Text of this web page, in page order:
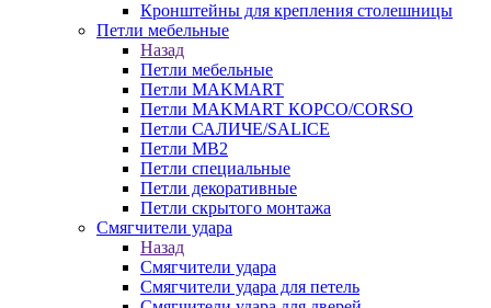
Кронштейны для крепления столешницы
Петли мебельные
Назад
Петли мебельные
Петли MAKMART
Петли MAKMART КОРСО/CORSO
Петли САЛИЧЕ/SALICE
Петли MB2
Петли специальные
Петли декоративные
Петли скрытого монтажа
Смягчители удара
Назад
Смягчители удара
Смягчители удара для петель